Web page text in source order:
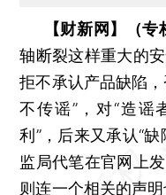
【财新网】（专
轴断裂这样重大的
拒不承认产品缺陷，
不传谣”，对“造谣
利”，后来又承认“
监局代笔在官网上
则连一个相关的声